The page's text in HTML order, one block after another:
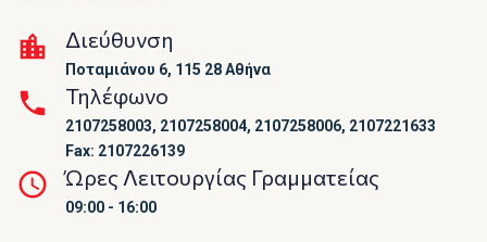
Διεύθυνση
Ποταμιάνου 6, 115 28 Αθήνα
Τηλέφωνο
2107258003, 2107258004, 2107258006, 2107221633
Fax: 2107226139
Ώρες Λειτουργίας Γραμματείας
09:00 - 16:00